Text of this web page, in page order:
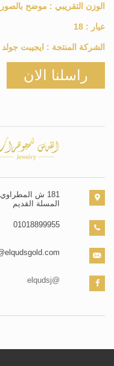
الوزن التقريبي : موضح
عيار : 18
الشركة المنتجة : ايجيبت
راسلنا الان
181 ش
المسلة القديم
01018899955
@elqudsj